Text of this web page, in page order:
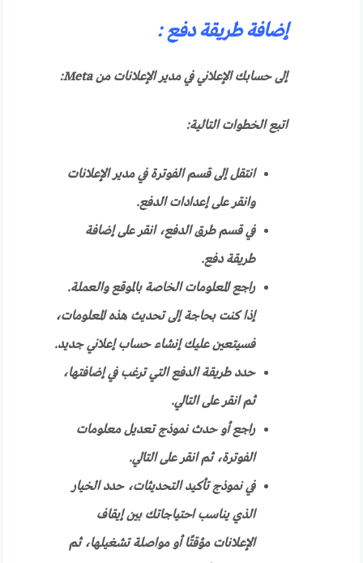
إضافة طريقة دفع :
إلى حسابك الإعلاني في مدير الإعلانات من Meta:
اتبع الخطوات التالية:
انتقل إلى قسم الفوترة في مدير الإعلانات
وانقر على إعدادات الدفع.
في قسم طرق الدفع، انقر على إضافة
طريقة دفع.
راجع المعلومات الخاصة بالموقع والعملة.
إذا كنت بحاجة إلى تحديث هذه المعلومات،
فسيتعين عليك إنشاء حساب إعلاني جديد.
حدد طريقة الدفع التي ترغب في إضافتها،
ثم انقر على التالي.
راجع أو حدث نموذج تعديل معلومات
الفوترة، ثم انقر على التالي.
في نموذج تأكيد التحديثات، حدد الخيار
الذي يناسب احتياجاتك بين إيقاف
الإعلانات مؤقتًا أو مواصلة تشغيلها، ثم